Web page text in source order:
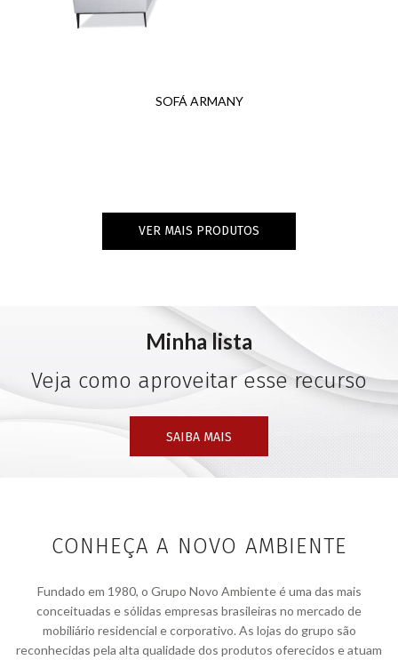
SOFÁ ARMANY
VER MAIS PRODUTOS
Minha lista
Veja como aproveitar esse recurso
SAIBA MAIS
CONHEÇA A NOVO AMBIENTE
Fundado em 1980, o Grupo Novo Ambiente é uma das mais
conceituadas e sólidas empresas brasileiras no mercado de
mobiliário residencial e corporativo. As lojas do grupo são
reconhecidas pela alta qualidade dos produtos oferecidos e atuam